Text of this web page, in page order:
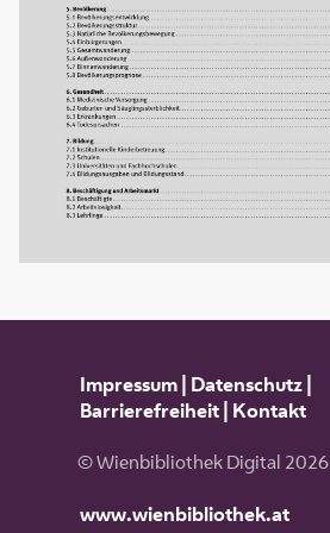
Impressum| Datenschutz|
Barrierefreiheit| Kontakt
© Wienbibliothek Digital 2026
www.wienbibliothek.at